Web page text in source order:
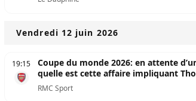
Vendredi 12 juin 2026
19:15
Coupe du monde 2026: en attente
quelle est cette affaire impliquant
RMC Sport